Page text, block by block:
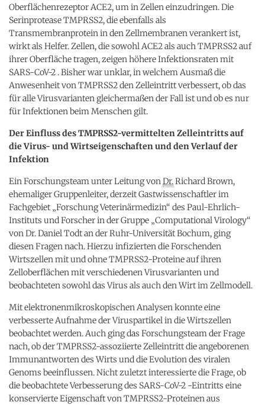
Oberflächenrezeptor ACE2, um in Zellen einzudringen. Die
Serinprotease TMPRSS2, die ebenfalls als
Transmembranprotein in den Zellmembranen verankert ist,
wirkt als Helfer. Zellen, die sowohl ACE2 als auch TMPRSS2 auf
ihrer Oberfläche tragen, zeigen höhere Infektionsraten mit
SARS-CoV-2 . Bisher war unklar, in welchem Ausmaß die
Anwesenheit von TMPRSS2 den Zelleintritt verbessert, ob das
für alle Virusvarianten gleichermaßen der Fall ist und ob es nur
für Infektionen beim Menschen gilt.
Der Einfluss des TMPRSS2-vermittelten Zelleintritts auf
die Virus- und Wirtseigenschaften und den Verlauf der
Infektion
Ein Forschungsteam unter Leitung von Dr.Richard Brown,
ehemaliger Gruppenleiter, derzeit Gastwissenschaftler im
Fachgebiet „Forschung Veterinärmedizin“ des Paul-Ehrlich-
Instituts und Forscher in der Gruppe „Computational Virology“
von Dr. Daniel Todt an der Ruhr-Universität Bochum, ging
diesen Fragen nach. Hierzu infizierten die Forschenden
Wirtszellen mit und ohne TMPRSS2-Proteine auf ihren
Zelloberflächen mit verschiedenen Virusvarianten und
beobachteten sowohl das Virus als auch den Wirt im Zellmodell.
Mit elektronenmikroskopischen Analysen konnte eine
verbesserte Aufnahme der Viruspartikel in die Wirtszellen
beobachtet werden. Auch ging das Forschungsteam der Frage
nach, ob der TMPRSS2-assoziierte Zelleintritt die angeborenen
Immunantworten des Wirts und die Evolution des viralen
Genoms beeinflussen. Nicht zuletzt interessierte die Frage, ob
die beobachtete Verbesserung des SARS-CoV-2 -Eintritts eine
konservierte Eigenschaft von TMPRSS2-Proteinen aus